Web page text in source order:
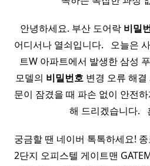
​ 안녕하세요. 부산 도어락 비밀
어디서나 열쇠입니다. ​ ​ 오늘은
트W 아파트에서 발생한 삼성
모델의 비밀번호 변경 오류 해
문이 잠겼을 때 파손 없이 안전
해 드리겠습니다.
궁금할 땐 네이버 톡톡하세요!
2단지 오피스텔 게이트맨